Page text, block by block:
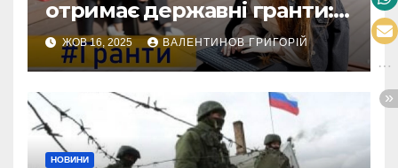
отримає державні гранти:
виплати сягатимуть 200
тисяч гривень
ЖОВ 16, 2025 ВАЛЕНТИНОВ ГРИГОРІЙ
НОВИНИ